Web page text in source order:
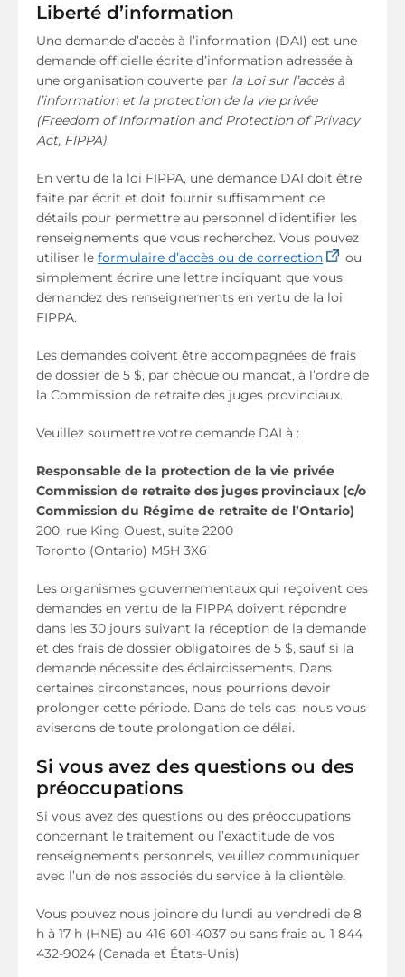
Liberté d’information
Une demande d’accès à l’information (DAI) est une
demande officielle écrite d’information adressée à
une organisation couverte par la Loi sur l’accès à
l’information et la protection de la vie privée
(Freedom of Information and Protection of Privacy
Act, FIPPA).
En vertu de la loi FIPPA, une demande DAI doit être
faite par écrit et doit fournir suffisamment de
détails pour permettre au personnel d’identifier les
renseignements que vous recherchez. Vous pouvez
utiliser le formulaire d’accès ou de correction (opens in
ou
simplement écrire une lettre indiquant que vous
demandez des renseignements en vertu de la loi
FIPPA.
Les demandes doivent être accompagnées de frais
de dossier de 5 $, par chèque ou mandat, à l’ordre de
la Commission de retraite des juges provinciaux.
Veuillez soumettre votre demande DAI à :
Responsable de la protection de la vie privée
Commission de retraite des juges provinciaux (c/o
Commission du Régime de retraite de l’Ontario)
200, rue King Ouest, suite 2200
Toronto (Ontario) M5H 3X6
Les organismes gouvernementaux qui reçoivent des
demandes en vertu de la FIPPA doivent répondre
dans les 30 jours suivant la réception de la demande
et des frais de dossier obligatoires de 5 $, sauf si la
demande nécessite des éclaircissements. Dans
certaines circonstances, nous pourrions devoir
prolonger cette période. Dans de tels cas, nous vous
aviserons de toute prolongation de délai.
Si vous avez des questions ou des
préoccupations
Si vous avez des questions ou des préoccupations
concernant le traitement ou l’exactitude de vos
renseignements personnels, veuillez communiquer
avec l’un de nos associés du service à la clientèle.
Vous pouvez nous joindre du lundi au vendredi de 8
h à 17 h (HNE) au 416 601-4037 ou sans frais au 1 844
432-9024 (Canada et États-Unis)